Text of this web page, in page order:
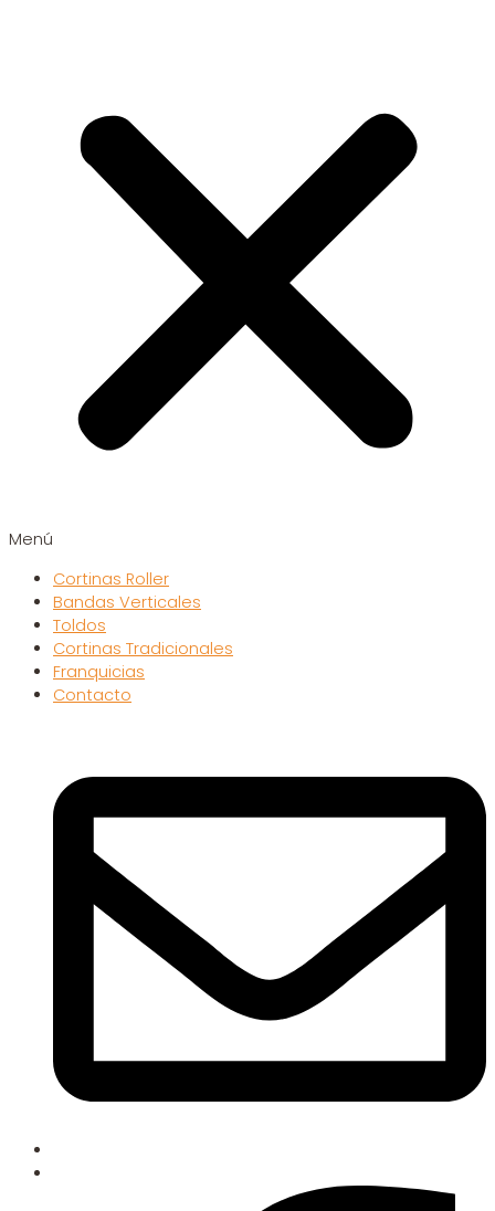
Menú
Cortinas Roller
Bandas Verticales
Toldos
Cortinas Tradicionales
Franquicias
Contacto